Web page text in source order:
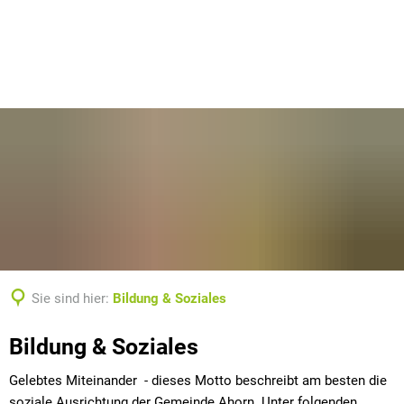
Sie sind hier: Bildung & Soziales
Bildung
&
Bildung & Soziales
Gelebtes Miteinander - dieses Motto beschreibt am besten die